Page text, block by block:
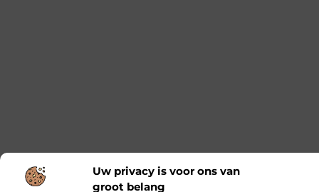
Uw privacy is voor ons van
groot belang